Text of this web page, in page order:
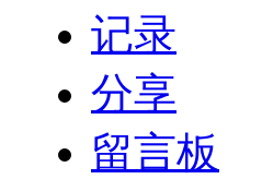
记录
分享
留言板